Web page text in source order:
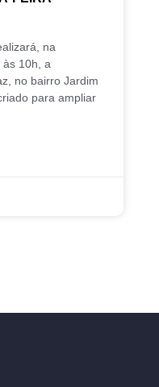
na
10h, a
no bairro Jardim
para ampliar